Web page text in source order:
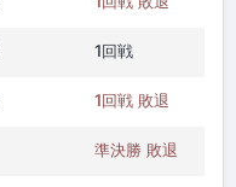
1回戦
1回戦 敗退
準決勝 敗退